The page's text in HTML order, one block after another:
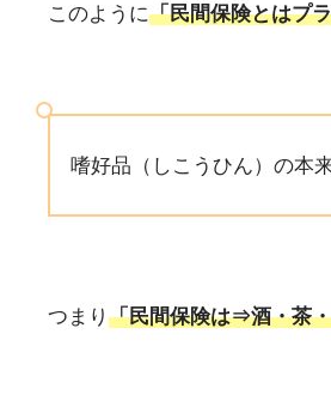
このように「民間保険とはプ
嗜好品（しこうひん）の本
つまり 「民間保険は⇒酒・茶